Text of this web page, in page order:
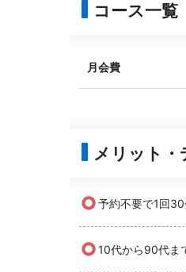
コース一覧
月会費
メリット・
○予約不要で1回
○10代から90代ま